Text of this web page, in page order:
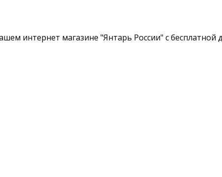
интернет магазине "Янтарь России" с бесплатной